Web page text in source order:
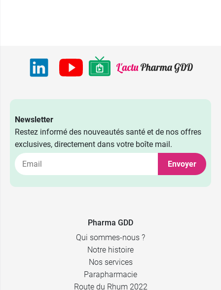
30
comprimés
Newsletter
Restez informé des nouveautés santé et de nos offres
exclusives, directement dans votre boîte mail.
Envoyer
Pharma GDD
Qui sommes-nous ?
Notre histoire
Nos services
Parapharmacie
Route du Rhum 2022